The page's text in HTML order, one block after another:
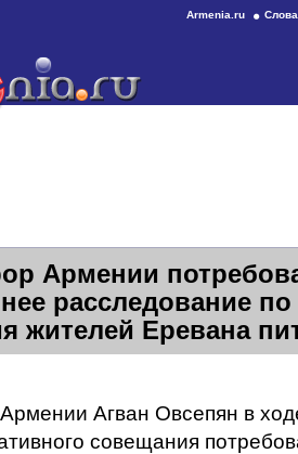
Armenia.ru
Армении
расследование
жителей Еревана
Агван Овсепян в
совещания